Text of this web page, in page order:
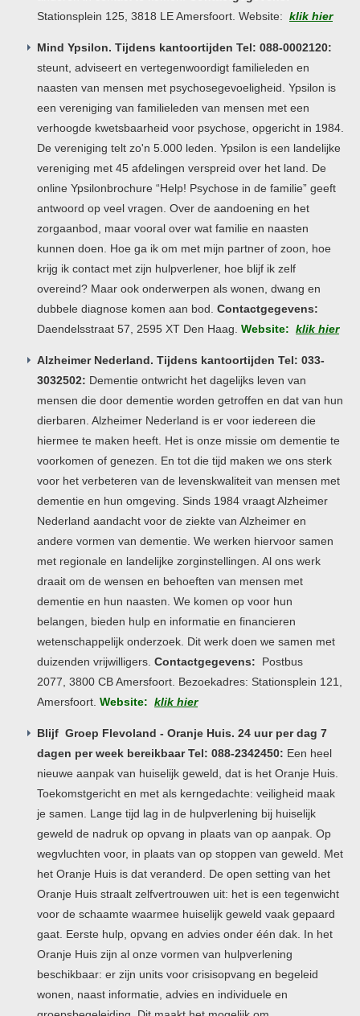
Stationsplein 125, 3818 LE Amersfoort. Website: klik hier
Mind Ypsilon. Tijdens kantoortijden Tel: 088-0002120:
steunt, adviseert en vertegenwoordigt familieleden en
naasten van mensen met psychosegevoeligheid. Ypsilon is
een vereniging van familieleden van mensen met een
verhoogde kwetsbaarheid voor psychose, opgericht in 1984.
De vereniging telt zo'n 5.000 leden. Ypsilon is een landelijke
vereniging met 45 afdelingen verspreid over het land. De
online Ypsilonbrochure “Help! Psychose in de familie” geeft
antwoord op veel vragen. Over de aandoening en het
zorgaanbod, maar vooral over wat familie en naasten
kunnen doen. Hoe ga ik om met mijn partner of zoon, hoe
krijg ik contact met zijn hulpverlener, hoe blijf ik zelf
overeind? Maar ook onderwerpen als wonen, dwang en
dubbele diagnose komen aan bod. Contactgegevens:
Daendelsstraat 57, 2595 XT Den Haag. Website: klik hier
Alzheimer Nederland. Tijdens kantoortijden Tel: 033-
3032502: Dementie ontwricht het dagelijks leven van
mensen die door dementie worden getroffen en dat van hun
dierbaren. Alzheimer Nederland is er voor iedereen die
hiermee te maken heeft. Het is onze missie om dementie te
voorkomen of genezen. En tot die tijd maken we ons sterk
voor het verbeteren van de levenskwaliteit van mensen met
dementie en hun omgeving. Sinds 1984 vraagt Alzheimer
Nederland aandacht voor de ziekte van Alzheimer en
andere vormen van dementie. We werken hiervoor samen
met regionale en landelijke zorginstellingen. Al ons werk
draait om de wensen en behoeften van mensen met
dementie en hun naasten. We komen op voor hun
belangen, bieden hulp en informatie en financieren
wetenschappelijk onderzoek. Dit werk doen we samen met
duizenden vrijwilligers. Contactgegevens:
Postbus
2077, 3800 CB Amersfoort. Bezoekadres: Stationsplein 121,
Amersfoort. Website: klik hier
Blijf Groep Flevoland - Oranje Huis. 24 uur per dag 7
dagen per week bereikbaar Tel: 088-2342450: Een heel
nieuwe aanpak van huiselijk geweld, dat is het Oranje Huis.
Toekomstgericht en met als kerngedachte: veiligheid maak
je samen. Lange tijd lag in de hulpverlening bij huiselijk
geweld de nadruk op opvang in plaats van op aanpak. Op
wegvluchten voor, in plaats van op stoppen van geweld. Met
het Oranje Huis is dat veranderd. De open setting van het
Oranje Huis straalt zelfvertrouwen uit: het is een tegenwicht
voor de schaamte waarmee huiselijk geweld vaak gepaard
gaat. Eerste hulp, opvang en advies onder één dak. In het
Oranje Huis zijn al onze vormen van hulpverlening
beschikbaar: er zijn units voor crisisopvang en begeleid
wonen, naast informatie, advies en individuele en